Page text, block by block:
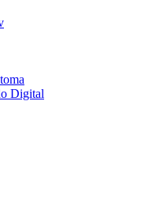
Digital